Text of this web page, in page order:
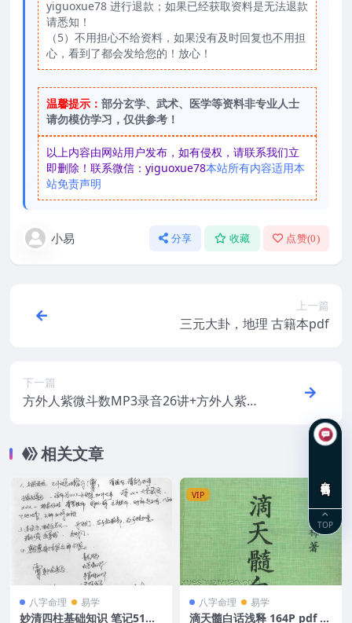
yiguoxue78 进行退款；如果已经获取资料是无法退款
请悉知！
（5）不用担心不给资料，如果没有及时回复也不用担
心，看到了都会发给您的！放心！
温馨提示： 部分玄学、武术、医学等资料非专业人士
请勿模仿学习，仅供参考！
以上内容由网站用户发布，如有侵权，请联系我们立
即删除！联系微信：yiguoxue78本站所有内容适用本
站免责声明
小易 分享 收藏 点赞(0)
上一篇
三元大卦，地理 古籍本pdf
下一篇
方外人紫微斗数MP3录音26讲+方外人紫微
相关文章
八字命理 易学
妙清四柱基础知识 笔记51页
VIP
八字命理 易学
滴天髓白话浅释 164P pdf G
TOP